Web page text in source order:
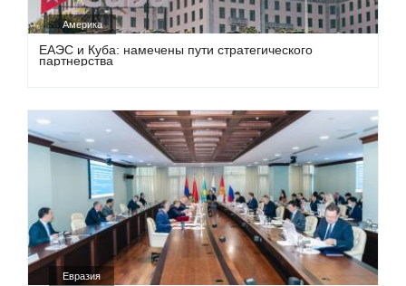
Америка
ЕАЭС и Куба: намечены пути стратегического
партнерства
Евразия